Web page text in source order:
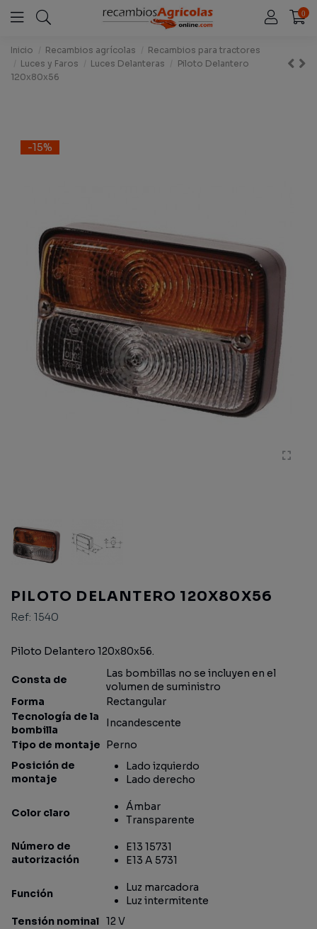
0
Inicio Recambios agrícolas
Recambios para tractores
Luces y Faros
Luces Delanteras
Piloto Delantero
120x80x56
-15%
PILOTO DELANTERO 120X80X56
Ref: 1540
Piloto Delantero 120x80x56.
Consta de
Las bombillas no se incluyen en el
volumen de suministro
Forma
Rectangular
Tecnología de la
bombilla
Incandescente
Tipo de montaje
Perno
Posición de
montaje
Lado izquierdo
Lado derecho
Color claro
Ámbar
Transparente
Número de
autorización
E13 15731
E13 A 5731
Función
Luz marcadora
Luz intermitente
Tensión nominal 12 V